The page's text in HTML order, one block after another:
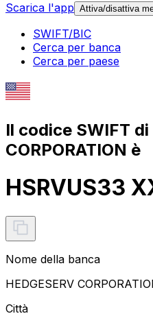
Scarica l'app Attiva/disattiva
SWIFT/BIC
Cerca per banca
Cerca per paese
Il codice SWIFT di
CORPORATION è
HSRVUS33
Nome della banca
HEDGESERV
Città